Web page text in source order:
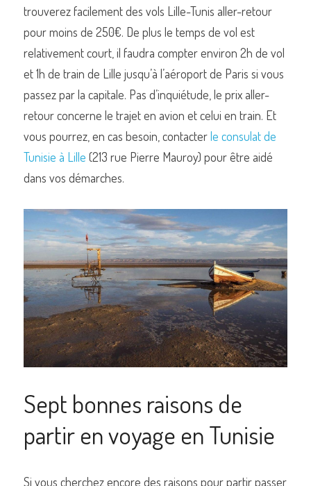
trouverez facilement des vols Lille-Tunis aller-retour
pour moins de 250€. De plus le temps de vol est
relativement court, il faudra compter environ 2h de vol
et 1h de train de Lille jusqu’à l’aéroport de Paris si vous
passez par la capitale. Pas d’inquiétude, le prix aller-
retour concerne le trajet en avion et celui en train. Et
vous pourrez, en cas besoin, contacter le consulat de
Tunisie à Lille (213 rue Pierre Mauroy) pour être aidé
dans vos démarches.
Sept bonnes raisons de
partir en voyage en Tunisie
Si vous cherchez encore des raisons pour partir passer